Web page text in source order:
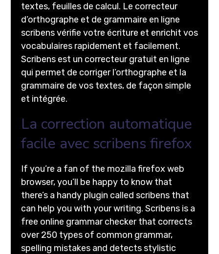
textes, feuilles de calcul. Le correcteur
d’orthographe et de grammaire en ligne
scribens vérifie votre écriture et enrichit vos
vocabulaires rapidement et facilement.
Scribens est un correcteur gratuit en ligne
qui permet de corriger l’orthographe et la
grammaire de vos textes, de façon simple
et intégrée.
La correction automatique
facile avec scribens firefox
If you’re a fan of the mozilla firefox web
browser, you’ll be happy to know that
there’s a handy plugin called scribens that
can help you with your writing. Scribens is a
free online grammar checker that corrects
over 250 types of common grammar,
spelling mistakes and detects stylistic